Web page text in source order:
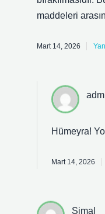
maddeleri
Mart 14, 2026
Hümeyra!
Mart 14, 2026
Şimal